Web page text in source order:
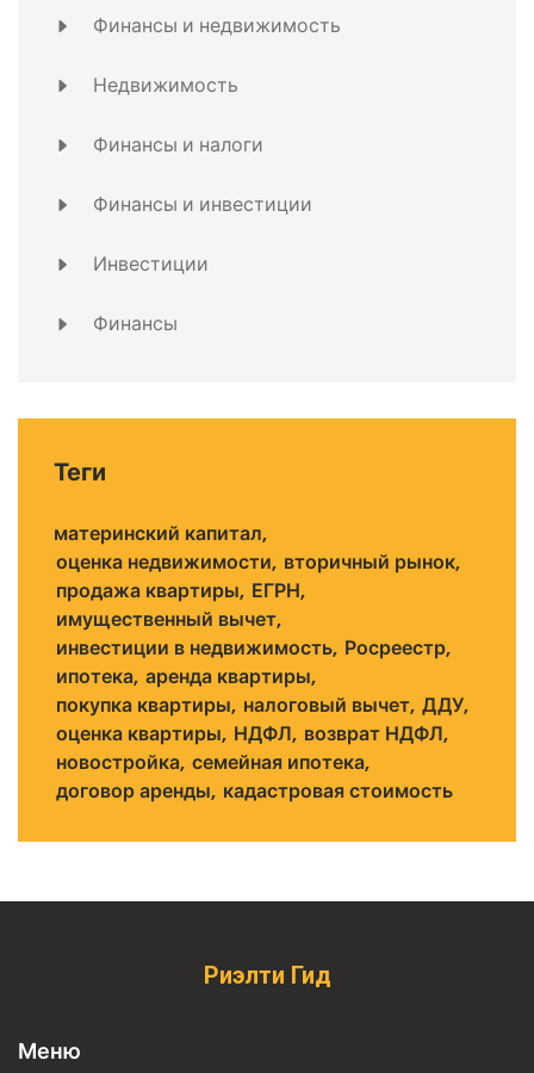
Финансы и недвижимость
Недвижимость
Финансы и налоги
Финансы и инвестиции
Инвестиции
Финансы
Теги
материнский капитал
оценка недвижимости вторичный рынок
продажа квартиры ЕГРН
имущественный вычет
инвестиции в недвижимость Росреестр
ипотека аренда квартиры
покупка квартиры налоговый вычет ДДУ
оценка квартиры НДФЛ возврат НДФЛ
новостройка семейная ипотека
договор аренды кадастровая стоимость
Риэлти Гид
Меню